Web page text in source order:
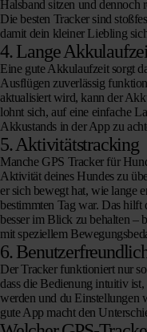
Halsband sitzen und dennoch
Die besten Tracker sind
damit dein kleiner Liebling
4.Lange
Eine gute Akkulaufzeit sorgt
Ausflügen zuverlässig
aktualisiert wird, kann der
lohnt sich, auf eine einfache
Akkustands in der App zu
5.Aktivitätstracking
Manche GPS Tracker für
Aktivität deines Hundes zu
er sich bewegt hat, wie lange
bestimmten Tag war. Das hilft
besser im Blick zu behalten –
mit speziellem
6.
Der Tracker funktioniert nur
dass die Bedienung intuitiv
werden und du Einstellungen
gute App macht den